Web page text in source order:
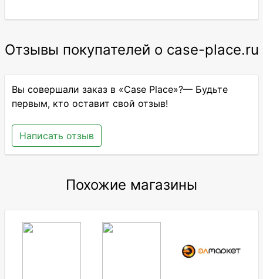
Отзывы покупателей о case-place.ru
Вы совершали заказ в «Case Place»?— Будьте
первым, кто оставит свой отзыв!
Написать отзыв
Похожие магазины